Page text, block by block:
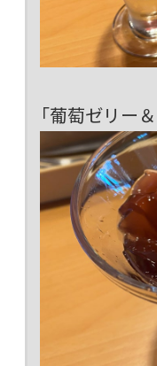
「葡萄ゼリー